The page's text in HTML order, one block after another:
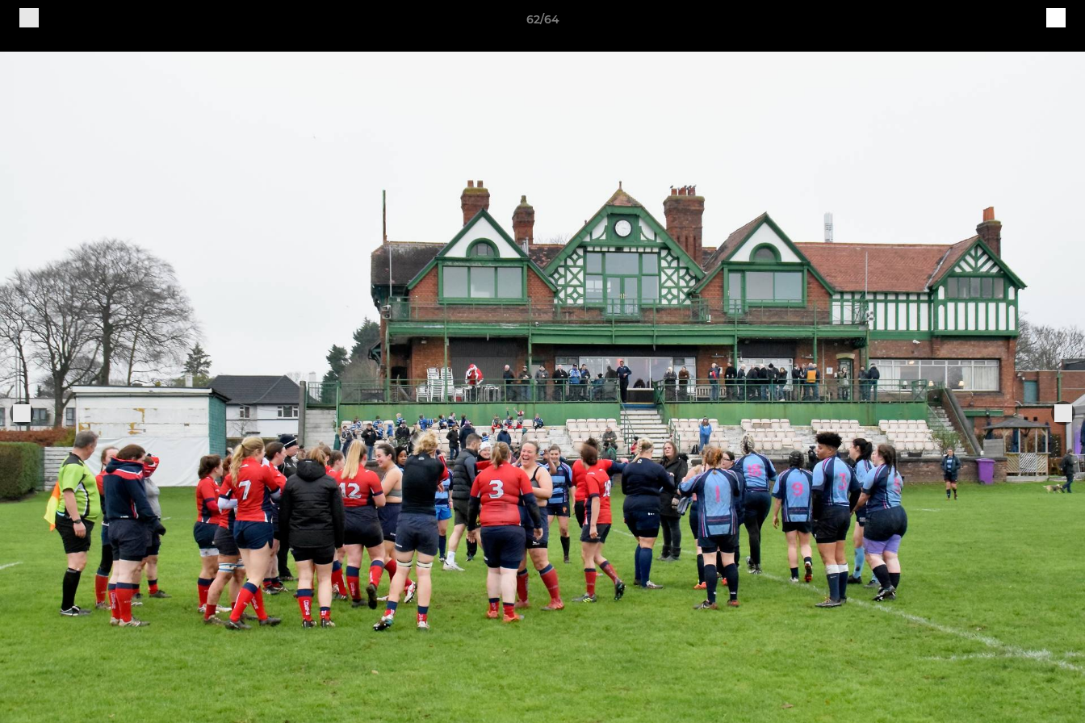
62/64